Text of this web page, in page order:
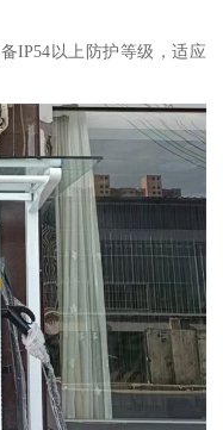
IP54以上防护等级，适应